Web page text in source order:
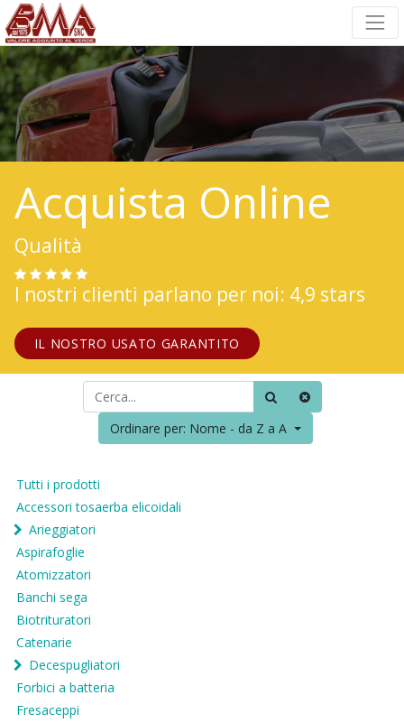
Acquista Online
Qualità
I nostri clienti parlano per noi: 4,9 stars
IL NOSTRO USATO GARANTITO
Ordinare per: Nome - da Z a A
Tutti i prodotti
Accessori tosaerba elicoidali
Arieggiatori
Aspirafoglie
Atomizzatori
Banchi sega
Biotrituratori
Catenarie
Decespugliatori
Forbici a batteria
Fresaceppi